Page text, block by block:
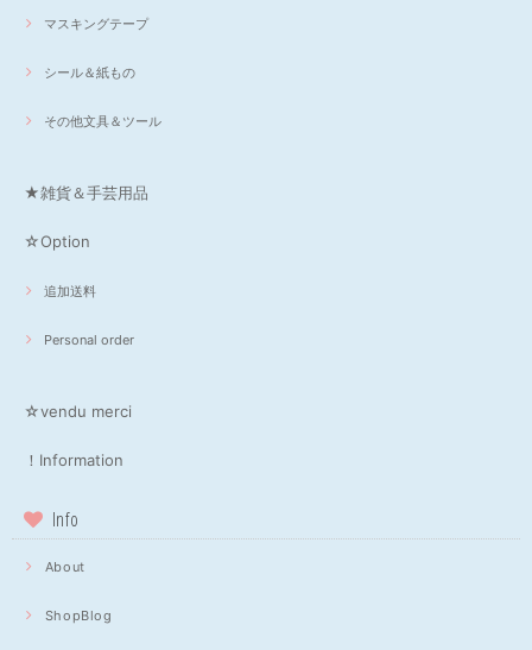
マスキングテープ
シール＆紙もの
その他文具＆ツール
★雑貨＆手芸用品
☆Option
追加送料
Personal order
☆vendu merci
！Information
Info
About
ShopBlog